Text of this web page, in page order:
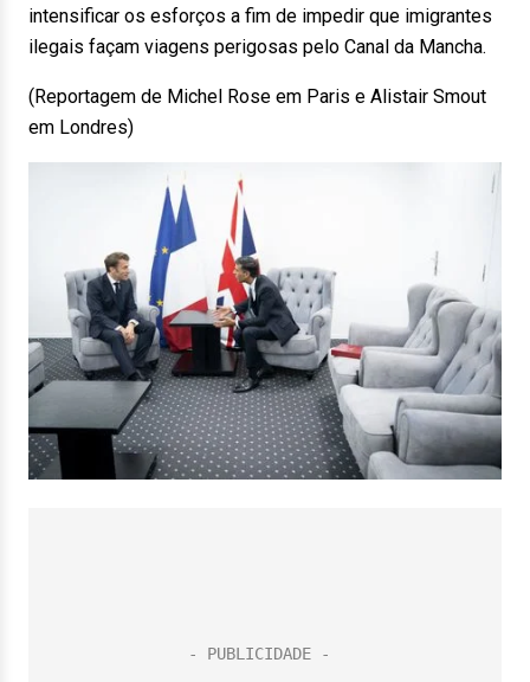
intensificar os esforços a fim de impedir que imigrantes
ilegais façam viagens perigosas pelo Canal da Mancha.
(Reportagem de Michel Rose em Paris e Alistair Smout
em Londres)